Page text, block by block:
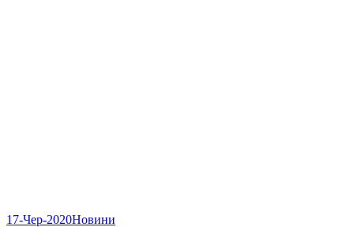
17-Чер-2020Новини